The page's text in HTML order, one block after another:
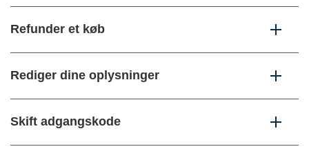
Refunder et køb
Rediger dine oplysninger
Skift adgangskode